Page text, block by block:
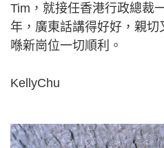
Tim，就接任香港行政總裁
年，廣東話講得好好，親
喺新崗位一切順利。
KellyChu